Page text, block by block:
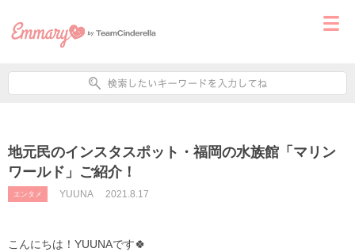
地元民のインスタスポット・福岡の水族館「マリン
ワールド」ご紹介！
エンタメ YUUNA 2021.8.17
こんにちは！YUUNAです🍀